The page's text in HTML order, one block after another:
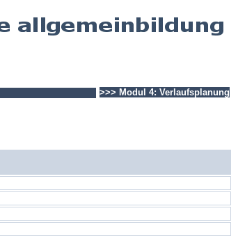
>>> Modul 4: Verlaufsplanung